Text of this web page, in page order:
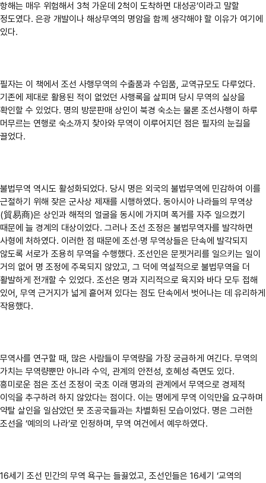
항해는 매우 위험해서 3척 가운데 2척이 도착하면 대성공’이라고 말할
정도였다. 은광 개발이나 해상무역의 명암을 함께 생각해야 할 이유가 여기에
있다.
필자는 이 책에서 조선 사행무역의 수출품과 수입품, 교역규모도 다루었다.
기존에 제대로 활용된 적이 없었던 사행록을 살피며 당시 무역의 실상을
확인할 수 있었다. 명의 방문판매 상인이 북경 숙소는 물론 조선사행이 하루
머무르는 연행로 숙소까지 찾아와 무역이 이루어지던 점은 필자의 눈길을
끌었다.
불법무역 역시도 활성화되었다. 당시 명은 외국의 불법무역에 민감하여 이를
근절하기 위해 잦은 군사상 제재를 시행하였다. 동아시아 나라들의 무역상
(貿易商)은 상인과 해적의 얼굴을 동시에 가지며 폭거를 자주 일으켰기
때문에 늘 경계의 대상이었다. 그러나 조선 조정은 불법무역자를 발각하면
사형에 처하였다. 이러한 점 때문에 조선·명 무역상들은 단속에 발각되지
않도록 서로가 조용히 무역을 수행했다. 조선인은 문젯거리를 일으키는 일이
거의 없어 명 조정에 주목되지 않았고, 그 덕에 역설적으로 불법무역을 더
활발하게 전개할 수 있었다. 조선은 명과 지리적으로 육지와 바다 모두 접해
있어, 무역 근거지가 넓게 흩어져 있다는 점도 단속에서 벗어나는 데 유리하게
작용했다.
무역사를 연구할 때, 많은 사람들이 무역량을 가장 궁금하게 여긴다. 무역의
가치는 무역량뿐만 아니라 수익, 관계의 안전성, 호혜성 측면도 있다.
흥미로운 점은 조선 조정이 국초 이래 명과의 관계에서 무역으로 경제적
이익을 추구하려 하지 않았다는 점이다. 이는 명에게 무역 이익만을 요구하며
약탈 살인을 일삼았던 뭇 조공국들과는 차별화된 모습이었다. 명은 그러한
조선을 ‘예의의 나라’로 인정하며, 무역 여건에서 예우하였다.
16세기 조선 민간의 무역 욕구는 들끓었고, 조선인들은 16세기 ‘교역의